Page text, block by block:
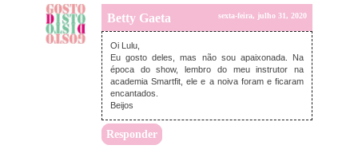
Betty Gaeta sexta-feira, julho 31, 2020
Oi Lulu,
Eu gosto deles, mas não sou apaixonada. Na
época do show, lembro do meu instrutor na
academia Smartfit, ele e a noiva foram e ficaram
encantados.
Beijos
Responder